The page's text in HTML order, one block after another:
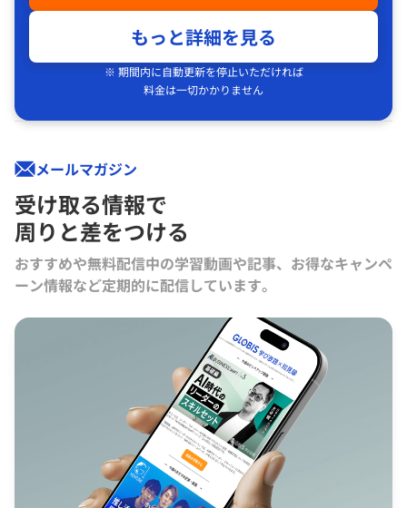
もっと詳細を見る
※ 期間内に自動更新を停止いただければ
料金は一切かかりません
メールマガジン
受け取る情報で
周りと差をつける
おすすめや無料配信中の学習動画や記事、お得なキャンペ
ーン情報など定期的に配信しています。